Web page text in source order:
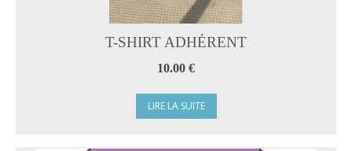
T-SHIRT ADHÉRENT
10.00 €
LIRE LA SUITE